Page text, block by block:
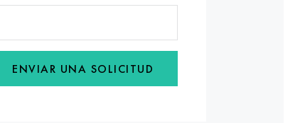
ENVIAR UNA SOLICITUD